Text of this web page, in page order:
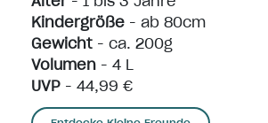
Kindergröße - ab 80cm
Gewicht - ca. 200g
Volumen - 4 L
UVP - 44,99 €